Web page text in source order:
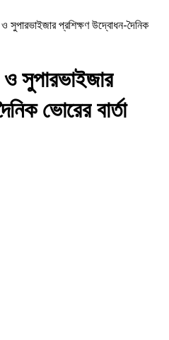
সুপারভাইজার প্রশিক্ষণ উদ্বোধন-দৈনিক
সুপারভাইজার
ভোরের বার্তা